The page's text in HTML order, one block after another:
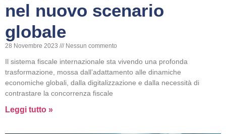
nel nuovo scenario
globale
28 Novembre 2023 Nessun commento
Il sistema fiscale internazionale sta vivendo una profonda
trasformazione, mossa dall’adattamento alle dinamiche
economiche globali, dalla digitalizzazione e dalla necessità di
contrastare la concorrenza fiscale
Leggi tutto »